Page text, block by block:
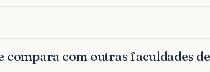
compara com outras faculdades de